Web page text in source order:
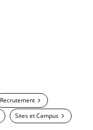
Recrutement
Sites et Campus